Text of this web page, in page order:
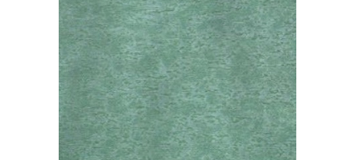
Cobre TECU Patina
Oslo